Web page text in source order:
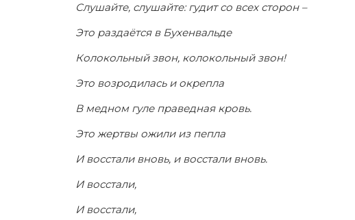
Слушайте, слушайте: гудит со всех сторон –
Это раздаётся в Бухенвальде
Колокольный звон, колокольный звон!
Это возродилась и окрепла
В медном гуле праведная кровь.
Это жертвы ожили из пепла
И восстали вновь, и восстали вновь.
И восстали,
И восстали,